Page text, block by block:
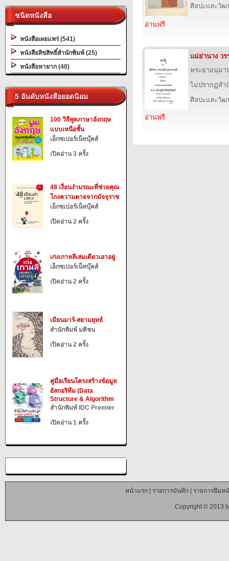
ชนิดหนังสือ
หนังสือเผยแพร่ (541)
หนังสือลิขสิทธิ์สำนักพิมพ์ (25)
หนังสือหายาก (40)
5 อันดับหนังสือยอดนิยม
100 วิธีพูดภาษาอังกฤษ
แบบเหนือชั้น
เอ็กซเปอร์เน็ทบุ๊คส์
เปิดอ่าน 3 ครั้ง
48 เงื่อนงำมรณะที่ช่วยคุณ
โกงความตายจากมัจจุราช
เอ็กซเปอร์เน็ทบุ๊คส์
เปิดอ่าน 2 ครั้ง
เก่งเกาหลีเล่มเดียวเอาอยู่
เอ็กซเปอร์เน็ทบุ๊คส์
เปิดอ่าน 2 ครั้ง
เมียนมาร์-สยามยุทธ์
สำนักพิมพ์ มติชน
เปิดอ่าน 2 ครั้ง
คู่มือเรียนโครงสร้างข้อมูล
อัลกอริทึม (Data
Structure & Algorithm
สำนักพิมพ์ IDC Premier
เปิดอ่าน 1 ครั้ง
ศิลปะและวัฒ
อ่านฟรี
แม่ย่านาง ว
พระยาอนุมา
ไม่ปรากฏส
ศิลปะและวัฒ
อ่านฟรี
หน้าแรก| รายการบันทึก| รายการยืมห
Copyright © 2013